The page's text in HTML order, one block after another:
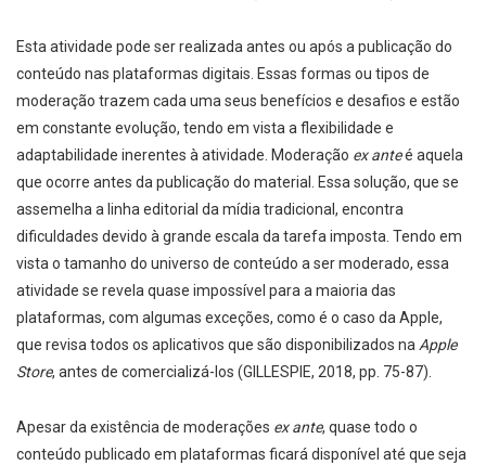
Esta atividade pode ser realizada antes ou após a publicação do
conteúdo nas plataformas digitais. Essas formas ou tipos de
moderação trazem cada uma seus benefícios e desafios e estão
em constante evolução, tendo em vista a flexibilidade e
adaptabilidade inerentes à atividade. Moderação ex anteé aquela
que ocorre antes da publicação do material. Essa solução, que se
assemelha a linha editorial da mídia tradicional, encontra
dificuldades devido à grande escala da tarefa imposta. Tendo em
vista o tamanho do universo de conteúdo a ser moderado, essa
atividade se revela quase impossível para a maioria das
plataformas, com algumas exceções, como é o caso da Apple,
que revisa todos os aplicativos que são disponibilizados naApple
Store, antes de comercializá-los (GILLESPIE, 2018, pp. 75-87).
Apesar da existência de moderações ex ante, quase todo o
conteúdo publicado em plataformas ficará disponível até que seja